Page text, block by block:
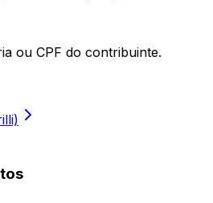
ou CPF do contribuinte.